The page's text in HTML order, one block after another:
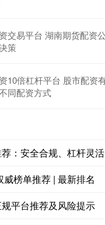
交易平台 湖南期货配资
策
10倍杠杆平台 股市配资
同配资方式
：安全合规、杠杆灵活
榜单推荐 | 最新排名
平台推荐及风险提示